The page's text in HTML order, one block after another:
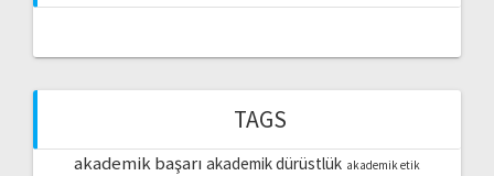
TAGS
akademik başarı akademik dürüstlük akademik etik